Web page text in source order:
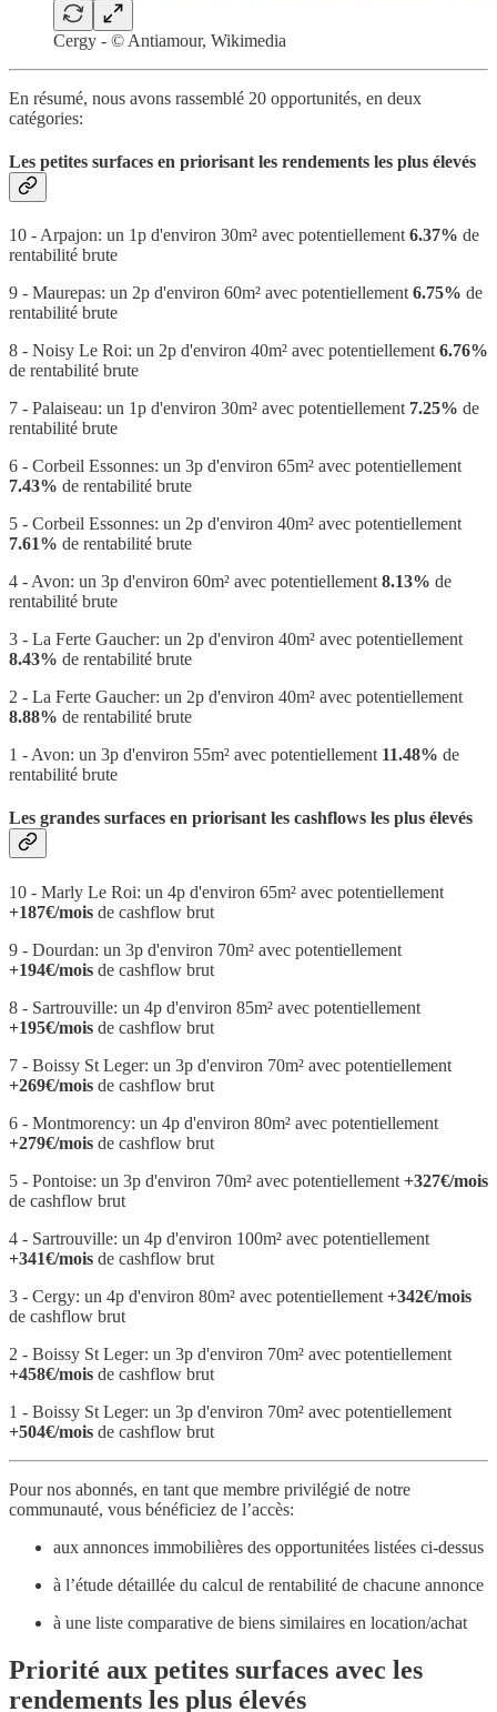
Cergy - © Antiamour, Wikimedia
En résumé, nous avons rassemblé 20 opportunités, en deux
catégories:
Les petites surfaces en priorisant les rendements les plus élevés
10 - Arpajon: un 1p d'environ 30m² avec potentiellement 6.37% de
rentabilité brute
9 - Maurepas: un 2p d'environ 60m² avec potentiellement 6.75% de
rentabilité brute
8 - Noisy Le Roi: un 2p d'environ 40m² avec potentiellement 6.76%
de rentabilité brute
7 - Palaiseau: un 1p d'environ 30m² avec potentiellement 7.25% de
rentabilité brute
6 - Corbeil Essonnes: un 3p d'environ 65m² avec potentiellement
7.43% de rentabilité brute
5 - Corbeil Essonnes: un 2p d'environ 40m² avec potentiellement
7.61% de rentabilité brute
4 - Avon: un 3p d'environ 60m² avec potentiellement 8.13% de
rentabilité brute
3 - La Ferte Gaucher: un 2p d'environ 40m² avec potentiellement
8.43% de rentabilité brute
2 - La Ferte Gaucher: un 2p d'environ 40m² avec potentiellement
8.88% de rentabilité brute
1 - Avon: un 3p d'environ 55m² avec potentiellement 11.48% de
rentabilité brute
Les grandes surfaces en priorisant les cashflows les plus élevés
10 - Marly Le Roi: un 4p d'environ 65m² avec potentiellement
+187€/mois de cashflow brut
9 - Dourdan: un 3p d'environ 70m² avec potentiellement
+194€/mois de cashflow brut
8 - Sartrouville: un 4p d'environ 85m² avec potentiellement
+195€/mois de cashflow brut
7 - Boissy St Leger: un 3p d'environ 70m² avec potentiellement
+269€/mois de cashflow brut
6 - Montmorency: un 4p d'environ 80m² avec potentiellement
+279€/mois de cashflow brut
5 - Pontoise: un 3p d'environ 70m² avec potentiellement +327€/mois
de cashflow brut
4 - Sartrouville: un 4p d'environ 100m² avec potentiellement
+341€/mois de cashflow brut
3 - Cergy: un 4p d'environ 80m² avec potentiellement +342€/mois
de cashflow brut
2 - Boissy St Leger: un 3p d'environ 70m² avec potentiellement
+458€/mois de cashflow brut
1 - Boissy St Leger: un 3p d'environ 70m² avec potentiellement
+504€/mois de cashflow brut
Pour nos abonnés, en tant que membre privilégié de notre
communauté, vous bénéficiez de l’accès:
aux annonces immobilières des opportunitées listées ci-dessus
à l’étude détaillée du calcul de rentabilité de chacune annonce
à une liste comparative de biens similaires en location/achat
Priorité aux petites surfaces avec les
rendements les plus élevés